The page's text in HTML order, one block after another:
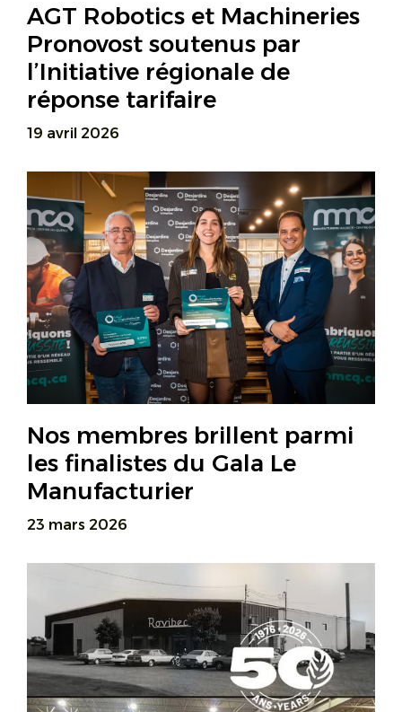
AGT Robotics et Machineries
Pronovost soutenus par
l’Initiative régionale de
réponse tarifaire
19 avril 2026
Nos membres brillent parmi
les finalistes du Gala Le
Manufacturier
23 mars 2026